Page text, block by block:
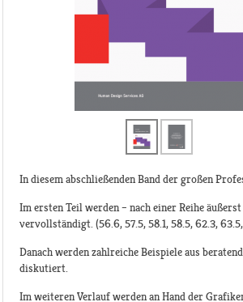
In diesem abschließenden Band der großen
Im ersten Teil werden – nach einer Reihe
vervollständigt. (56.6, 57.5, 58.1, 58.5, 62.3,
Danach werden zahlreiche Beispiele aus
diskutiert.
Im weiteren Verlauf werden an Hand der